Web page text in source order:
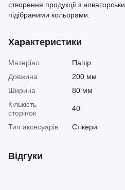
створення продукції з
підібраними кольорами.
Характеристики
Матеріал
Папір
Довжина
200 мм
Ширина
80 мм
Кількість
сторінок
40
Тип аксесуарів Стікери
Відгуки